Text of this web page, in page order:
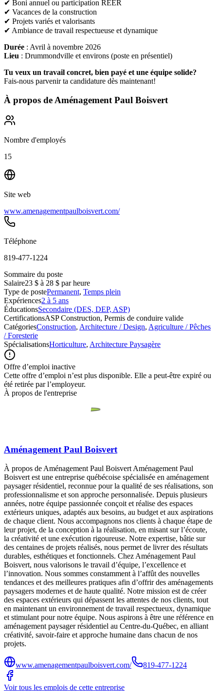
✔ Boni annuel ou participation REER
✔ Vacances de la construction
✔ Projets variés et valorisants
✔ Ambiance de travail respectueuse et dynamique
Durée : Avril à novembre 2026
Lieu : Drummondville et environs (poste en présentiel)
Tu veux un travail concret, bien payé et une équipe solide?
Fais-nous parvenir ta candidature dès maintenant!
À propos de Aménagement Paul Boisvert
Nombre d'employés
15
Site web
www.amenagementpaulboisvert.com/
Téléphone
819-477-1224
Sommaire du poste
Salaire23 $ à 28 $ par heure
Type de postePermanent, Temps plein
Expériences2 à 5 ans
ÉducationsSecondaire (DES, DEP, ASP)
CertificationsASP Construction, Permis de conduire valide
CatégoriesConstruction, Architecture / Design, Agriculture / Pêches
/ Foresterie
SpécialisationsHorticulture, Architecture Paysagère
Offre d’emploi inactive
Cette offre d’emploi n’est plus disponible. Elle a peut-être expiré ou
été retirée par l’employeur.
À propos de l'entreprise
Aménagement Paul Boisvert
À propos de Aménagement Paul Boisvert Aménagement Paul
Boisvert est une entreprise québécoise spécialisée en aménagement
paysager résidentiel, reconnue pour la qualité de ses réalisations, son
professionnalisme et son approche personnalisée. Depuis plusieurs
années, notre équipe passionnée conçoit et réalise des espaces
extérieurs uniques, adaptés aux besoins, au budget et aux aspirations
de chaque client. Nous accompagnons nos clients à chaque étape de
leur projet, de la conception à la réalisation, en misant sur l’écoute,
la créativité et une exécution rigoureuse. Notre expertise, bâtie sur
des centaines de projets réalisés, nous permet de livrer des résultats
durables, esthétiques et fonctionnels. Chez Aménagement Paul
Boisvert, nous valorisons le travail d’équipe, l’excellence et
l’innovation. Nous sommes constamment à l’affût des nouvelles
tendances et des meilleures pratiques afin d’offrir des aménagements
paysagers modernes et de haute qualité. Notre mission est de créer
des espaces extérieurs qui dépassent les attentes de nos clients, tout
en maintenant un environnement de travail respectueux, dynamique
et stimulant pour notre équipe. Nous aspirons à être une référence en
aménagement paysager résidentiel au Centre-du-Québec, en alliant
créativité, savoir-faire et approche humaine dans chacun de nos
projets.
www.amenagementpaulboisvert.com/ 819-477-1224
Voir tous les emplois de cette entreprise